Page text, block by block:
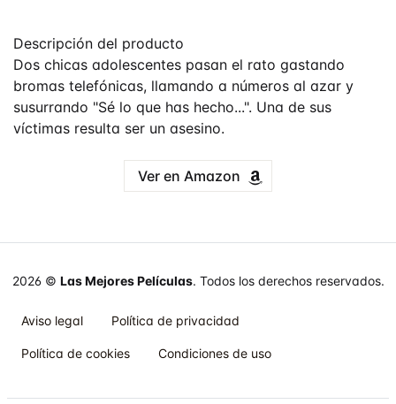
Descripción del producto
Dos chicas adolescentes pasan el rato gastando
bromas telefónicas, llamando a números al azar y
susurrando "Sé lo que has hecho...". Una de sus
víctimas resulta ser un asesino.
Ver en Amazon
2026 © Las Mejores Películas. Todos los derechos reservados.
Aviso legal Política de privacidad
Política de cookies Condiciones de uso